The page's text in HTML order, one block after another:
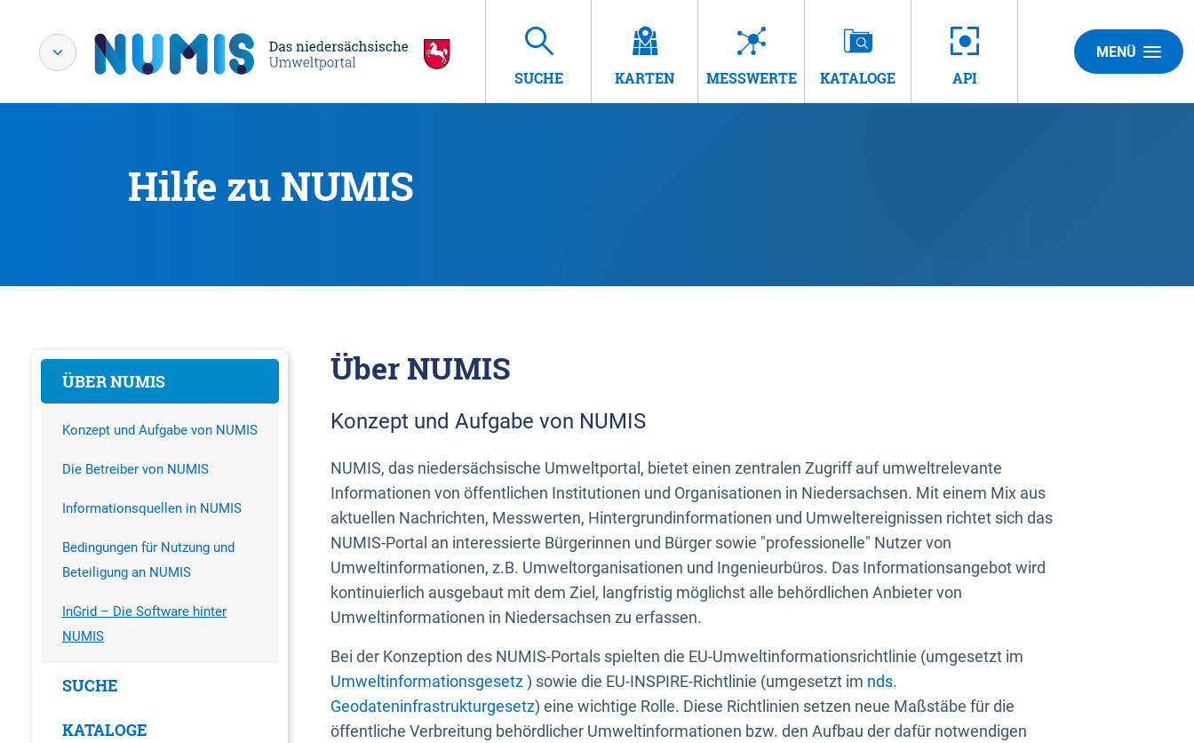
SUCHE KARTEN MESSWERTE KATALOGE API
MENÜ
Hilfe zu NUMIS
ÜBER NUMIS
Konzept und Aufgabe von NUMIS
Die Betreiber von NUMIS
Informationsquellen in NUMIS
Bedingungen für Nutzung und
Beteiligung an NUMIS
InGrid – Die Software hinter
NUMIS
SUCHE
KATALOGE
Über NUMIS
Konzept und Aufgabe von NUMIS
NUMIS, das niedersächsische Umweltportal, bietet einen zentralen Zugriff auf umweltrelevante
Informationen von öffentlichen Institutionen und Organisationen in Niedersachsen. Mit einem Mix aus
aktuellen Nachrichten, Messwerten, Hintergrundinformationen und Umweltereignissen richtet sich das
NUMIS-Portal an interessierte Bürgerinnen und Bürger sowie "professionelle" Nutzer von
Umweltinformationen, z.B. Umweltorganisationen und Ingenieurbüros. Das Informationsangebot wird
kontinuierlich ausgebaut mit dem Ziel, langfristig möglichst alle behördlichen Anbieter von
Umweltinformationen in Niedersachsen zu erfassen.
Bei der Konzeption des NUMIS-Portals spielten die EU-Umweltinformationsrichtlinie (umgesetzt im
Umweltinformationsgesetz) sowie die EU-INSPIRE-Richtlinie (umgesetzt im nds.
Geodateninfrastrukturgesetz) eine wichtige Rolle. Diese Richtlinien setzen neue Maßstäbe für die
öffentliche Verbreitung behördlicher Umweltinformationen bzw. den Aufbau der dafür notwendigen